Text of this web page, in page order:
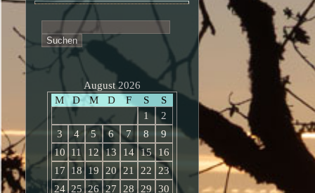
nach:
August 2026
M
D M D F S
S
1
2
3
4 5 6 7 8
9
10
11 12 13 14 15
16
17
18 19 20 21 22
23
24 25 26 27 28 29
30